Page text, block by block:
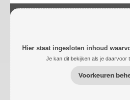
Hier staat ingesloten inhoud
Je kan dit bekijken als je daarvoor
Voorkeuren